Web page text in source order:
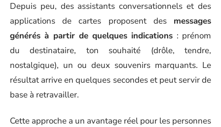
Depuis peu, des assistants conversationnels et des
applications de cartes proposent des messages
générés à partir de quelques indications : prénom
du destinataire, ton souhaité (drôle, tendre,
nostalgique), un ou deux souvenirs marquants. Le
résultat arrive en quelques secondes et peut servir de
base à retravailler.
Cette approche a un avantage réel pour les personnes